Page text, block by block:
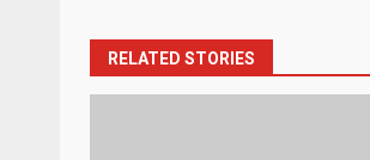
RELATED STORIES